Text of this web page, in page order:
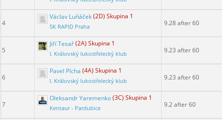
4
Václav Luňáček(2D) Skupina 1
SK RAPID Praha 9.28 after 60
5
Jiří Tesař(2A) Skupina 1
I. Královský lukostřelecký klub 9.23 after 60
6
Pavel Pícha (4A) Skupina 1
I. Královský lukostřelecký klub 9.23 after 60
7
Oleksandr Yaremenko(3C) Skupina 1
Kentaur - Pardubice 9.2 after 60